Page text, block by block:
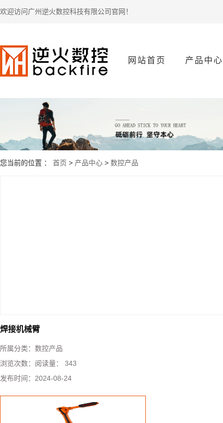
欢迎访问广州逆火数控科技有限公司官网！
网站首页 产品中心
您当前的位置 ： 首页 > 产品中心 > 数控产品
焊接机械臂
所属分类： 数控产品
浏览次数： 阅读量： 343
发布时间： 2024-08-24